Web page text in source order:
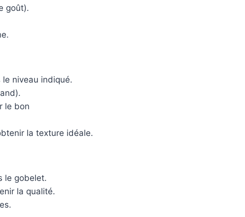
goût).
le niveau indiqué.
le bon
la texture idéale.
le gobelet.
la qualité.